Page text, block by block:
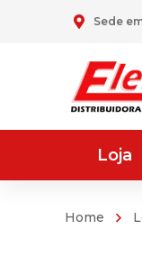
Sede
Loja
Home